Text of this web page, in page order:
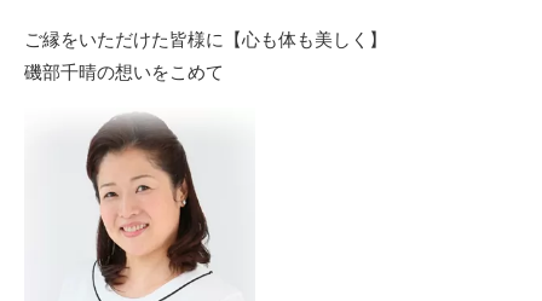
ご縁をいただけた皆様に【心も体も美しく】
磯部千晴の想いをこめて